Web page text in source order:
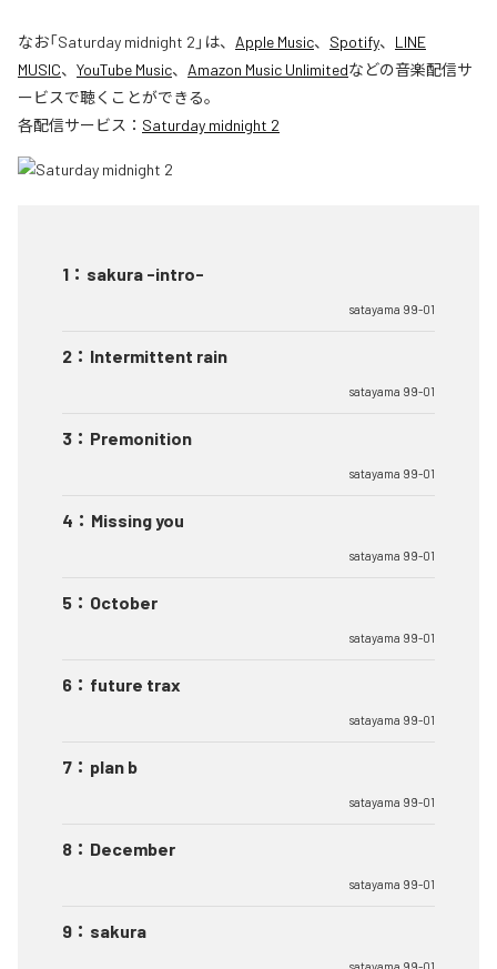
なお「Saturday midnight 2 」は、 Apple Music、 Spotify、 LINE
MUSIC、 YouTube Music、 Amazon Music Unlimitedなどの音楽配信サ
ービスで聴くことができる。
各配信サービス： Saturday midnight 2
1 ： sakura -intro-
satayama 99-01
2 ： Intermittent rain
satayama 99-01
3 ： Premonition
satayama 99-01
4 ： Missing you
satayama 99-01
5 ： October
satayama 99-01
6 ： future trax
satayama 99-01
7 ： plan b
satayama 99-01
8 ： December
satayama 99-01
9 ： sakura
satayama 99-01